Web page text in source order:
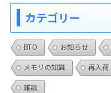
カテゴリー
BTO お知らせ
メモリの知識
再入荷
雑談